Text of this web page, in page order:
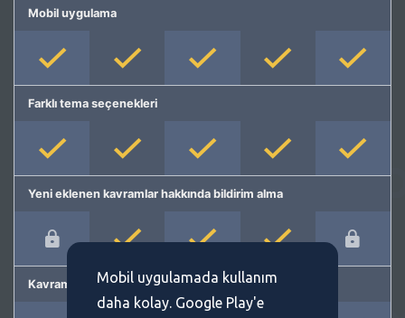
Mobil uygulama
Farklı tema seçenekleri
Yeni eklenen kavramlar hakkında bildirim alma
Kavram önermeMobil uygulamada kullanım
daha kolay. Google Play'e